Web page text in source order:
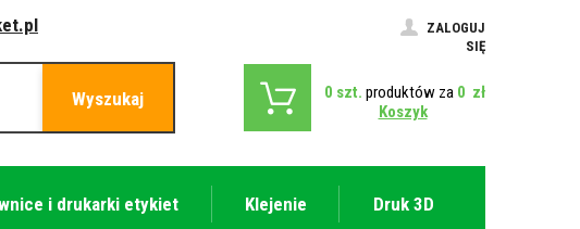
ZALOGUJ
SIĘ
Wyszukaj 0 szt. produktów za 0 zł
Koszyk
i drukarki etykiet Klejenie Druk 3D